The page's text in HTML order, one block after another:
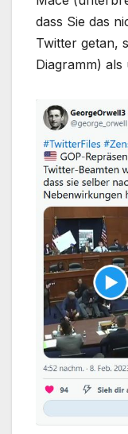
dass Sie das
Twitter getan,
Diagramm) als